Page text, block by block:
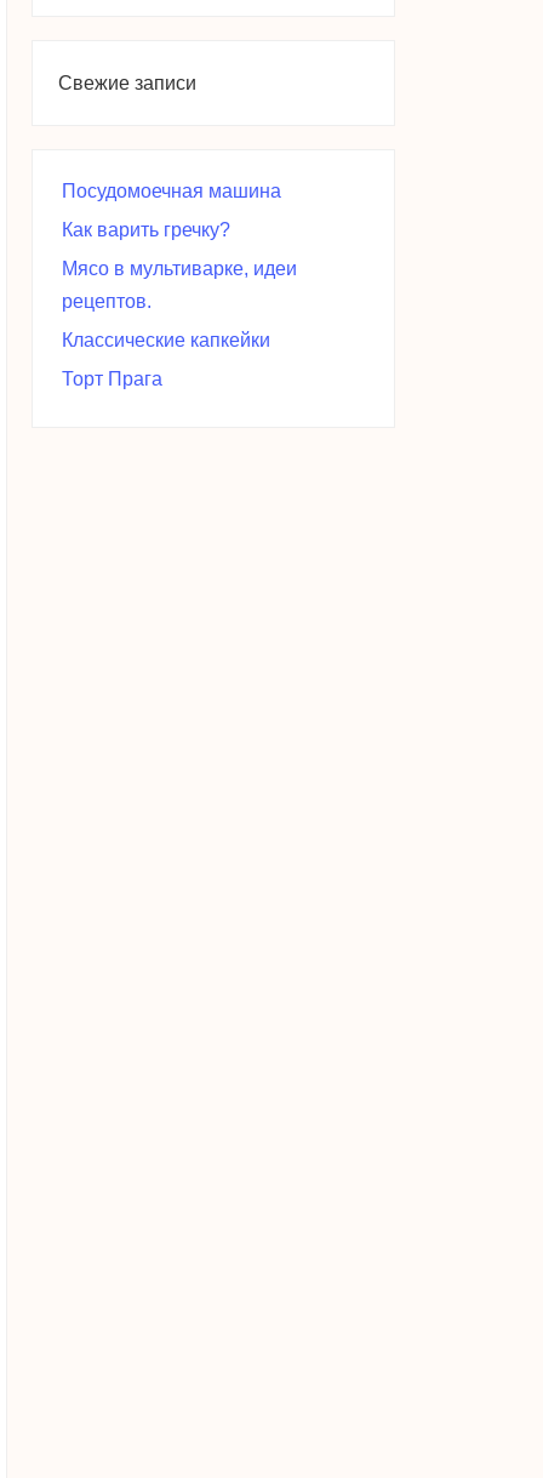
Свежие записи
Посудомоечная машина
Как варить гречку?
Мясо в мультиварке, идеи
рецептов.
Классические капкейки
Торт Прага